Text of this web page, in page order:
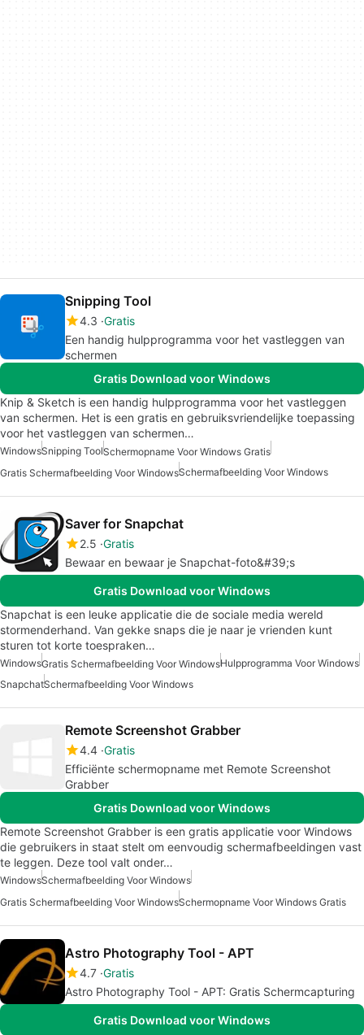
Snipping Tool
4.3 Gratis
Een handig hulpprogramma voor het vastleggen van
schermen
Gratis Download voor Windows
Knip & Sketch is een handig hulpprogramma voor het vastleggen
van schermen. Het is een gratis en gebruiksvriendelijke toepassing
voor het vastleggen van schermen…
WindowsSnipping ToolSchermopname Voor Windows Gratis
Gratis Schermafbeelding Voor WindowsSchermafbeelding Voor Windows
Saver for Snapchat
2.5 Gratis
Bewaar en bewaar je Snapchat-foto&#39;s
Gratis Download voor Windows
Snapchat is een leuke applicatie die de sociale media wereld
stormenderhand. Van gekke snaps die je naar je vrienden kunt
sturen tot korte toespraken…
WindowsGratis Schermafbeelding Voor WindowsHulpprogramma Voor Windows
SnapchatSchermafbeelding Voor Windows
Remote Screenshot Grabber
4.4 Gratis
Efficiënte schermopname met Remote Screenshot
Grabber
Gratis Download voor Windows
Remote Screenshot Grabber is een gratis applicatie voor Windows
die gebruikers in staat stelt om eenvoudig schermafbeeldingen vast
te leggen. Deze tool valt onder…
WindowsSchermafbeelding Voor Windows
Gratis Schermafbeelding Voor WindowsSchermopname Voor Windows Gratis
Astro Photography Tool - APT
4.7 Gratis
Astro Photography Tool - APT: Gratis Schermcapturing
Gratis Download voor Windows